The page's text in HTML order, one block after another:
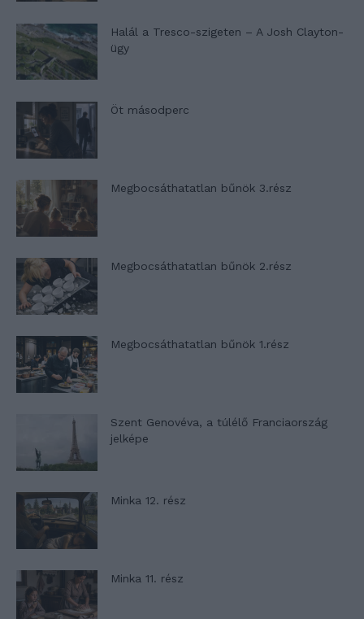
Halál a Tresco-szigeten – A Josh Clayton-
ügy
Öt másodperc
Megbocsáthatatlan bűnök 3.rész
Megbocsáthatatlan bűnök 2.rész
Megbocsáthatatlan bűnök 1.rész
Szent Genovéva, a túlélő Franciaország
jelképe
Minka 12. rész
Minka 11. rész